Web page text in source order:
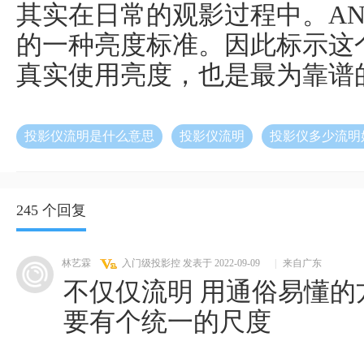
其实在日常的观影过程中。
的一种亮度标准。因此标示
真实使用亮度，也是最为靠谱
投影仪流明是什么意思 投影仪流明 投影仪多少流明
245 个回复
林艺霖 入门级投影控 发表于 2022-09-09 来自广东
不仅仅流明 用通俗易懂
要有个统一的尺度